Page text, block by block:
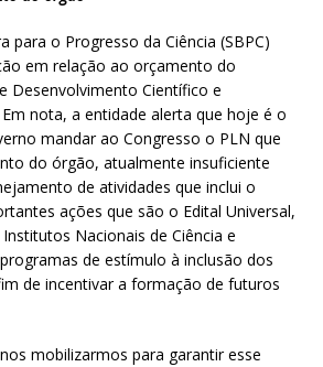
para o Progresso da Ciência (SBPC)
em relação ao orçamento do
Desenvolvimento Científico e
nota, a entidade alerta que hoje é o
mandar ao Congresso o PLN que
do órgão, atualmente insuficiente
de atividades que inclui o
ações que são o Edital Universal,
Nacionais de Ciência e
de estímulo à inclusão dos
de incentivar a formação de futuros
mobilizarmos para garantir esse